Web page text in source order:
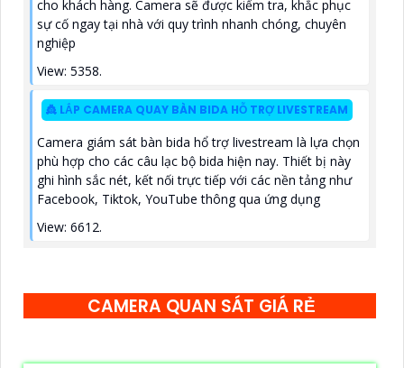
cho khách hàng. Camera sẽ được kiểm tra, khắc phục
sự cố ngay tại nhà với quy trình nhanh chóng, chuyên
nghiệp
View: 5358.
👸 LẮP CAMERA QUAY BÀN BIDA HỖ TRỢ LIVESTREAM
Camera giám sát bàn bida hổ trợ livestream là lựa chọn
phù hợp cho các câu lạc bộ bida hiện nay. Thiết bị này
ghi hình sắc nét, kết nối trực tiếp với các nền tảng như
Facebook, Tiktok, YouTube thông qua ứng dụng
View: 6612.
CAMERA QUAN SÁT GIÁ RẺ